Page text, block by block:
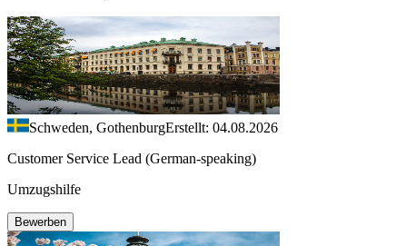
Schweden, GothenburgErstellt: 04.08.2026
Customer Service Lead (German-speaking)
Umzugshilfe
Bewerben